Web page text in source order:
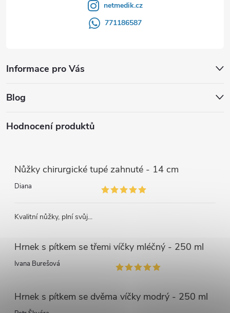
Informace pro Vás
netmedik.cz
771186587
Blog
Hodnocení produktů
Nůžky chirurgické tupé zahnuté - 14 cm
Diana
Kvalitní nůžky, plní svůj...
Hrnek s pítkem se třemi víčky mléčný - 250 ml
Ivana Burešová
Hrnek s pítkem se dvěma víčky modrý - 250 ml